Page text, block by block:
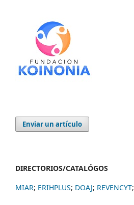
Enviar un artículo
DIRECTORIOS/CATALÓGOS
MIAR; ERIHPLUS; DOAJ; REVENCYT;